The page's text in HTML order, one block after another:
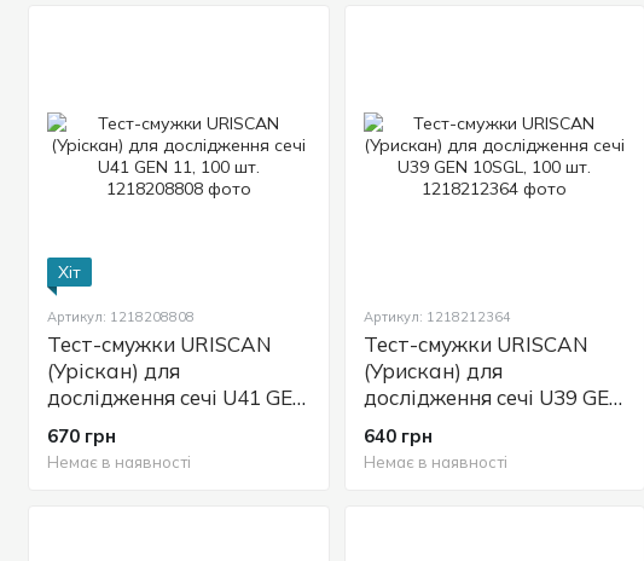
Хіт
Артикул: 1218208808
Тест-смужки URISCAN
(Уріскан) для
дослідження сечі U41 GEN
11, 100 шт.
670 грн
Немає в наявності
Артикул: 1218212364
Тест-смужки URISCAN
(Урискан) для
дослідження сечі U39 GEN
10SGL, 100 шт.
640 грн
Немає в наявності